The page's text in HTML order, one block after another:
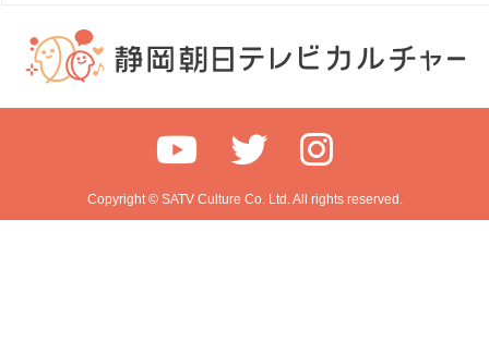
Copyright © SATV Culture Co. Ltd. All rights reserved.